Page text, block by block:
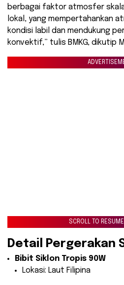
berbagai faktor atmosfer
lokal, yang mempertahankan
kondisi labil dan mendukung
konvektif,” tulis BMKG, dikutip
SCROLL TO RESUME
Detail Pergerakan
Bibit Siklon Tropis 90W
Lokasi: Laut Filipina